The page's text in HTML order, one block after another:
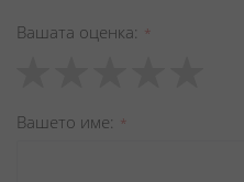
Вашата оценка
star
stars
stars
stars
stars
Вашето име